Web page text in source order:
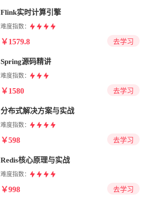
Flink实时计算引擎
难度指数：
￥1579.8 去学习
Spring源码精讲
难度指数：
￥1580 去学习
分布式解决方案与实战
难度指数：
￥598 去学习
Redis核心原理与实战
难度指数：
￥998 去学习